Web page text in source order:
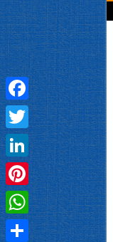
Facebook
Twitter
LinkedIn
Pinterest
WhatsApp